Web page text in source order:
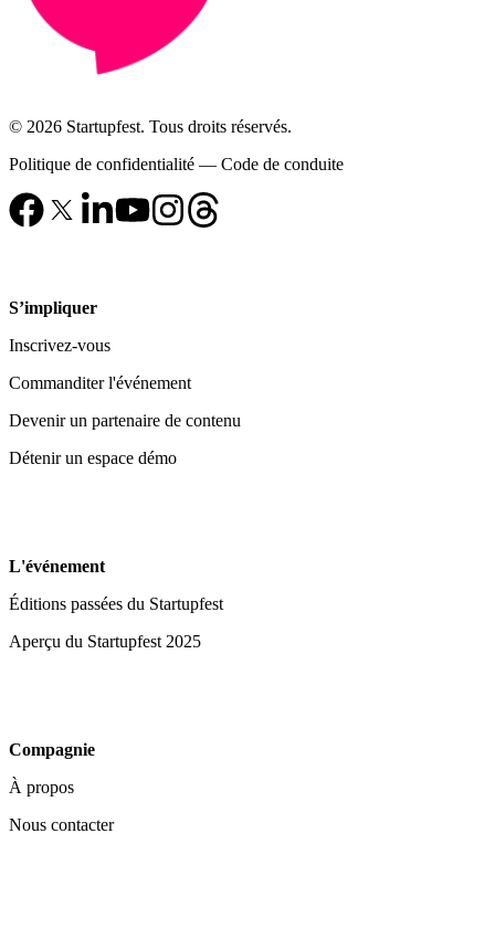
© 2026 Startupfest. Tous droits réservés.
Politique de confidentialité — Code de conduite
S’impliquer
Inscrivez-vous
Commanditer l'événement
Devenir un partenaire de contenu
Détenir un espace démo
L'événement
Éditions passées du Startupfest
Aperçu du Startupfest 2025
Compagnie
À propos
Nous contacter